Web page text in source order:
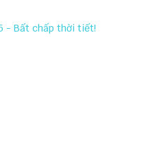
- Bất chấp thời tiết!